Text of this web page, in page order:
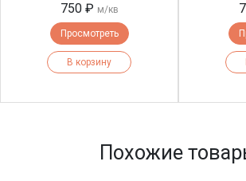
750 ₽ м/кв
Просмотреть
В корзину
Похожие